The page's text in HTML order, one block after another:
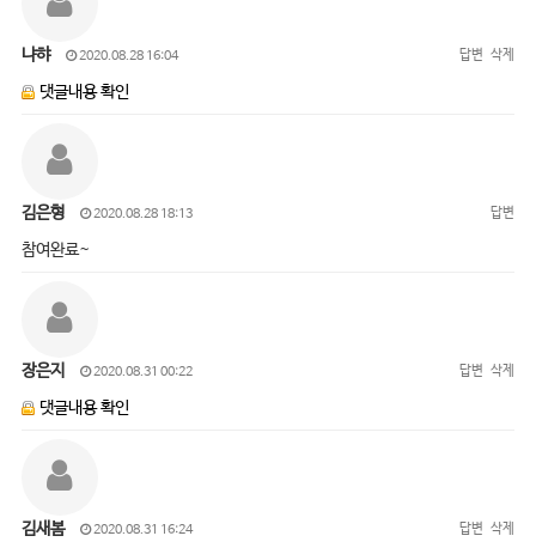
냐햐 2020.08.28 16:04 답변 삭제
댓글내용 확인
김은형 2020.08.28 18:13 답변
참여완료~
장은지 2020.08.31 00:22 답변 삭제
댓글내용 확인
김새봄 2020.08.31 16:24 답변 삭제